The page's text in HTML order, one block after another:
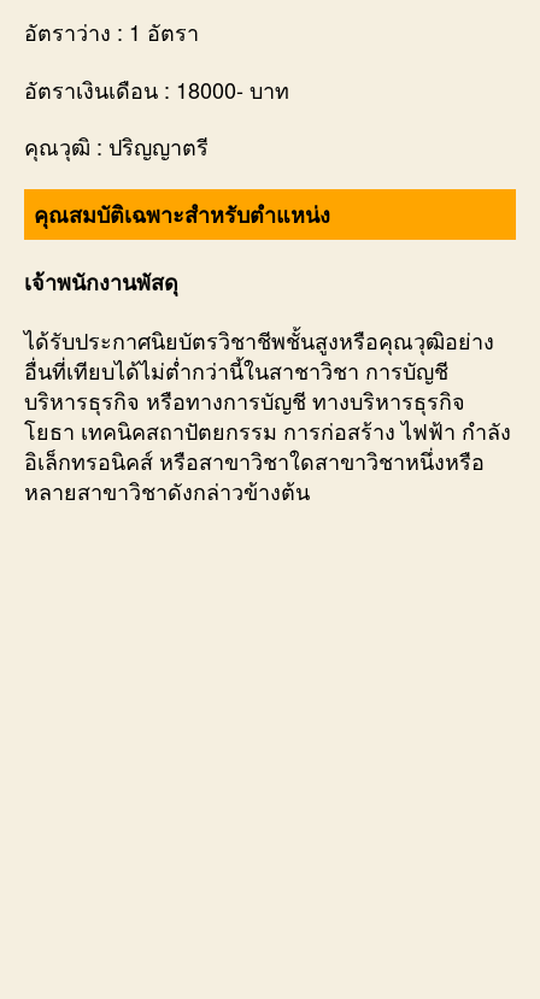
อัตราว่าง : 1 อัตรา
อัตราเงินเดือน : 18000- บาท
คุณวุฒิ : ปริญญาตรี
คุณสมบัติเฉพาะสำหรับตำแหน่ง
เจ้าพนักงานพัสดุ
ได้รับประกาศนิยบัตรวิชาชีพชั้นสูงหรือคุณวุฒิอย่าง
อื่นที่เทียบได้ไม่ตํ่ากว่านี้ในสาชาวิชา การบัญชี
บริหารธุรกิจ หรือทางการบัญชี ทางบริหารธุรกิจ
โยธา เทคนิคสถาปัตยกรรม การก่อสร้าง ไฟฟ้า กำลัง
อิเล็กทรอนิคส์ หรือสาขาวิชาใดสาขาวิชาหนึ่งหรือ
หลายสาขาวิชาดังกล่าวข้างต้น